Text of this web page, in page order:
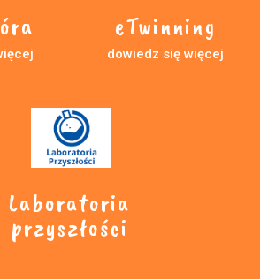
eTwinning
dowiedz się więcej
Laboratoria
przyszłości